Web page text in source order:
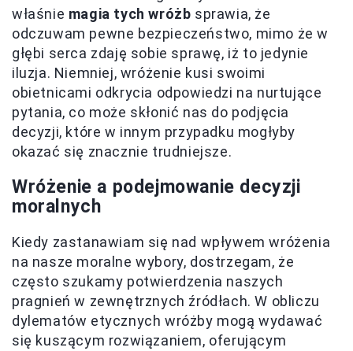
właśnie magia tych wróżb sprawia, że
odczuwam pewne bezpieczeństwo, mimo że w
głębi serca zdaję sobie sprawę, iż to jedynie
iluzja. Niemniej, wróżenie kusi swoimi
obietnicami odkrycia odpowiedzi na nurtujące
pytania, co może skłonić nas do podjęcia
decyzji, które w innym przypadku mogłyby
okazać się znacznie trudniejsze.
Wróżenie a podejmowanie decyzji
moralnych
Kiedy zastanawiam się nad wpływem wróżenia
na nasze moralne wybory, dostrzegam, że
często szukamy potwierdzenia naszych
pragnień w zewnętrznych źródłach. W obliczu
dylematów etycznych wróżby mogą wydawać
się kuszącym rozwiązaniem, oferującym